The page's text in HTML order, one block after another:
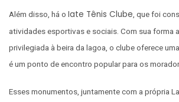
Além disso, há o Iate Tênis Clube , que foi
atividades esportivas e sociais. Com sua forma
privilegiada à beira da lagoa, o clube oferece
é um ponto de encontro popular para os
Esses monumentos, juntamente com a própria